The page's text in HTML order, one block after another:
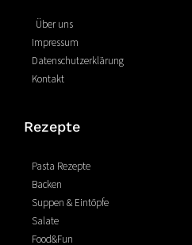
o
k
-
f
s
t
Über uns
Impressum
Datenschutzerklärung
Kontakt
Rezepte
Pasta Rezepte
Backen
Suppen & Eintöpfe
Salate
Food&Fun